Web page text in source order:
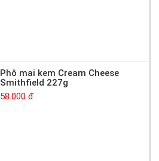
Phô mai kem Cream Cheese
Smithfield 227g
58.000 đ